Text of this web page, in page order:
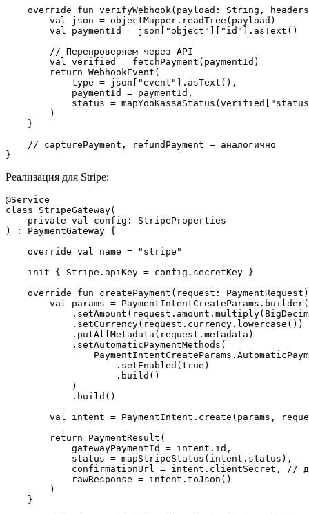
override fun verifyWebhook(payload: String,
        val json = objectMapper.readTree(payload)
        val paymentId = json["object"]["id"].asText()
        // Перепроверяем через API
        val verified = fetchPayment(paymentId)
        return WebhookEvent(
            type = json["event"].asText(),
            paymentId = paymentId,
status =
        )
    }
    // capturePayment, refundPayment — аналогично
Реализация для Stripe:
@Service
class StripeGateway(
    private val config: StripeProperties
) : PaymentGateway {
    override val name = "stripe"
    init { Stripe.apiKey = config.secretKey }
override fun createPayment(request:
val params =
            .setCurrency(request.currency.lowercase())
            .putAllMetadata(request.metadata)
            .setAutomaticPaymentMethods(
                    .setEnabled(true)
                    .build()
            )
            .build()
val intent = PaymentIntent.create(params,
        return PaymentResult(
            gatewayPaymentId = intent.id,
            status = mapStripeStatus(intent.status),
confirmationUrl = intent.clientSecret, //
            rawResponse = intent.toJson()
        )
    }